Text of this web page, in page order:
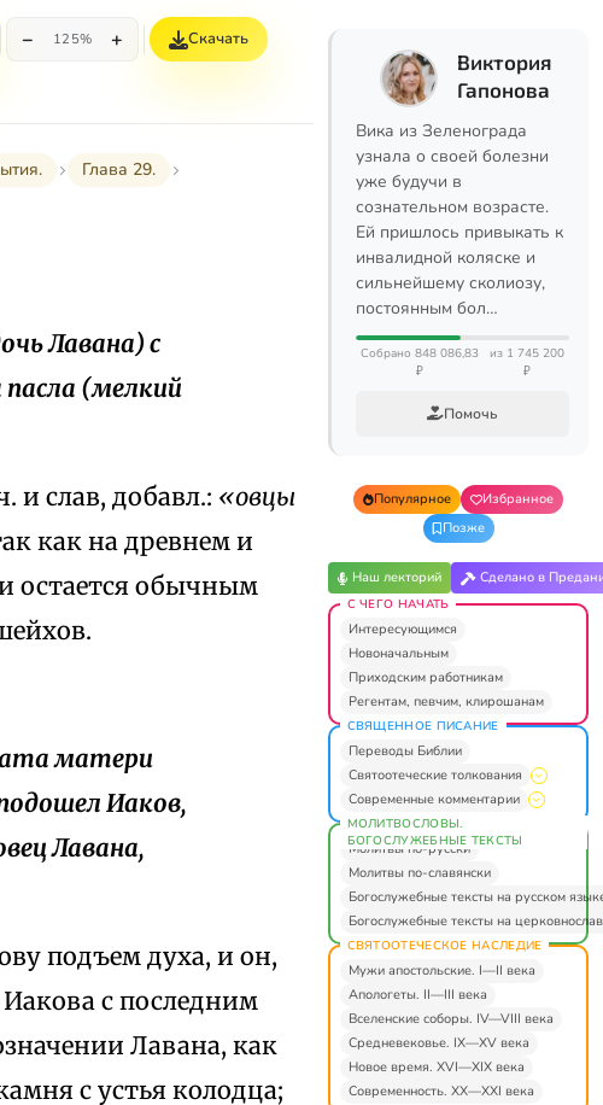
− 125% + Скачать
Глава 29.
Лавана) с
(мелкий
и слав, добавл.: «овцы
как на древнем и
остается обычным
матери
Иаков,
Лавана,
подъем духа, и он,
с последним
Лавана, как
с устья колодца;
Виктория
Гапонова
Вика из Зеленограда
узнала о своей болезни
уже будучи в
сознательном возрасте.
Ей пришлось привыкать к
инвалидной коляске и
сильнейшему сколиозу,
постоянным бол…
Собрано 848 086,83
₽
из 1 745 200
₽
Помочь
Популярное
Избранное
Позже
Наш лекторий Сделано в
С ЧЕГО НАЧАТЬ
Интересующимся
Новоначальным
Приходским работникам
Регентам, певчим, клирошанам
СВЯЩЕННОЕ ПИСАНИЕ
Переводы Библии
Святоотеческие толкования
Современные комментарии
МОЛИТВОСЛОВЫ.
БОГОСЛУЖЕБНЫЕ ТЕКСТЫ
Молитвы по-русски
Молитвы по-славянски
Богослужебные тексты на русском
Богослужебные тексты на
СВЯТООТЕЧЕСКОЕ НАСЛЕДИЕ
Мужи апостольские. I—II века
Апологеты. II—III века
Вселенские соборы. IV—VIII века
Средневековье. IX—XV века
Новое время. XVI—XIX века
Современность. XX—XXI века